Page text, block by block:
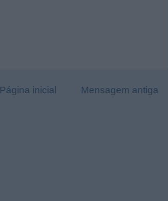
Mensagem antiga
Página inicial